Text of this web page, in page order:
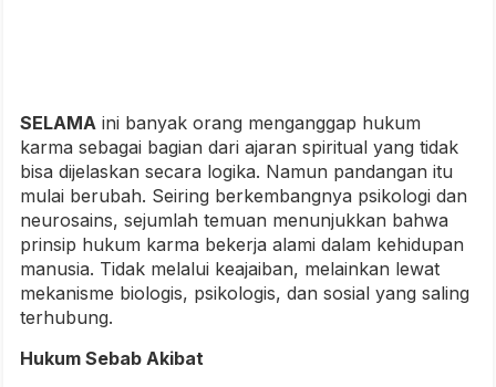
SELAMA ini banyak orang menganggap hukum
karma sebagai bagian dari ajaran spiritual yang tidak
bisa dijelaskan secara logika. Namun pandangan itu
mulai berubah. Seiring berkembangnya psikologi dan
neurosains, sejumlah temuan menunjukkan bahwa
prinsip hukum karma bekerja alami dalam kehidupan
manusia. Tidak melalui keajaiban, melainkan lewat
mekanisme biologis, psikologis, dan sosial yang saling
terhubung.
Hukum Sebab Akibat